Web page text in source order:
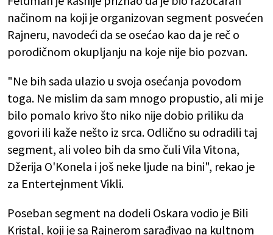
načinom na koji je organizovan segment posvećen
Rajneru, navodeći da se osećao kao da je reč o
porodičnom okupljanju na koje nije bio pozvan.
"Ne bih sada ulazio u svoja osećanja povodom
toga. Ne mislim da sam mnogo propustio, ali mi je
bilo pomalo krivo što niko nije dobio priliku da
govori ili kaže nešto iz srca. Odlično su odradili taj
segment, ali voleo bih da smo čuli Vila Vitona,
Džerija O'Konela i još neke ljude na bini", rekao je
za Entertejnment Vikli.
Poseban segment na dodeli Oskara vodio je Bili
Kristal, koji je sa Rajnerom sarađivao na kultnom